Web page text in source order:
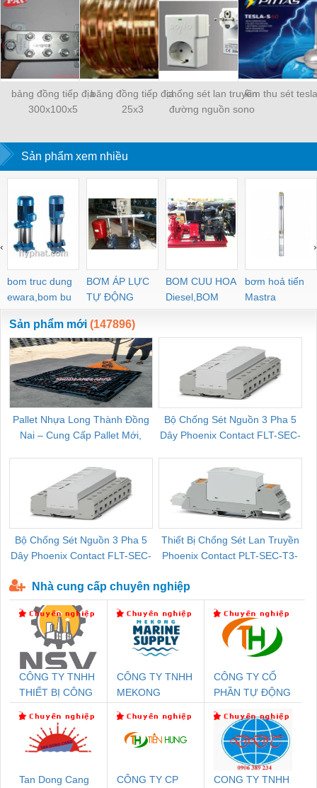
bảng đồng tiếp địa
300x100x5
băng đồng tiếp địa
25x3
chống sét lan truyền
đường nguồn sono
kim thu sét
Sản phẩm xem nhiều
bom truc dung
ewara,bom bu
ewara
BƠM ÁP LỰC
TỰ ĐỘNG
BOM CUU HOA
Diesel,BOM
CHUA CHAY
bơm hoả tiển
Mastra
‹ ›
Sản phẩm mới (147896)
Pallet Nhựa Long Thành Đồng
Nai – Cung Cấp Pallet Mới,
Bộ Chống Sét Nguồn 3 Pha 5
Dây Phoenix Contact FLT-SEC-
Bộ Chống Sét Nguồn 3 Pha 5
Dây Phoenix Contact FLT-SEC-
Thiết Bị Chống Sét Lan Truyền
Phoenix Contact PLT-SEC-T3-
Nhà cung cấp chuyên nghiệp
CÔNG TY TNHH
THIẾT BỊ CÔNG
SETSUBI VIỆT
NAM
CÔNG TY TNHH
MEKONG
SUPPLY
CÔNG TY CỔ
PHẦN TỰ ĐỘNG
Tan Dong Cang
CÔNG TY CP
CONG TY TNHH